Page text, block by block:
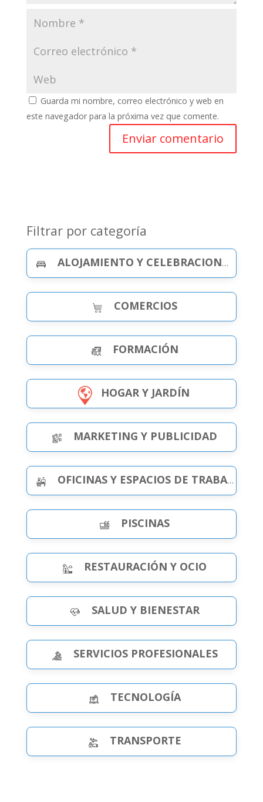
Guarda mi nombre, correo electrónico y web en
este navegador para la próxima vez que comente.
Filtrar por categoría
ALOJAMIENTO Y CELEBRACIONES
COMERCIOS
FORMACIÓN
HOGAR Y JARDÍN
MARKETING Y PUBLICIDAD
OFICINAS Y ESPACIOS DE TRABAJO
PISCINAS
RESTAURACIÓN Y OCIO
SALUD Y BIENESTAR
SERVICIOS PROFESIONALES
TECNOLOGÍA
TRANSPORTE